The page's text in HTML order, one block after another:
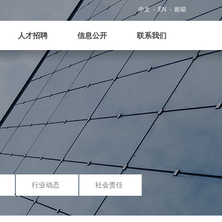
中文 - EN - 邮箱
人才招聘 信息公开
信息公开
联系我们
联系我们
行业动态 社会责任